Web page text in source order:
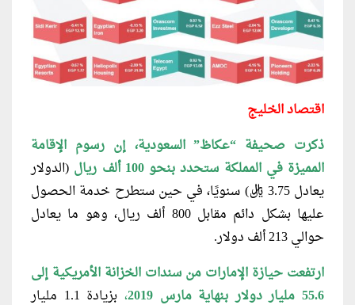
اقتصاد الخليج
ذكرت صحيفة “عكاظ” السعودية، إن رسوم الإقامة
المميزة في المملكة ستحدد بنحو 100 ألف ریال
(الدولار
يعادل 3.75 ريال) سنويًا، في حين ستطرح خدمة الحصول
عليها بشكل دائم مقابل 800 ألف ریال، وهو ما يعادل
حوالي 213 ألف دولار.
ارتفعت حيازة الإمارات من سندات الخزانة الأمريكية إلى
55.6 مليار دولار بنهاية مارس 2019
، بزيادة 1.1 مليار